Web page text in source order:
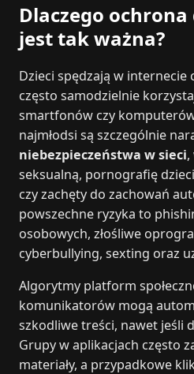
Dlaczego ochrona
jest tak ważna?
Dzieci spędzają w internecie
często samodzielnie
smartfonów czy
najmłodsi są szczególnie
niebezpieczeństwa w sieci
seksualną, pornografię
czy zachęty do zachowań
powszechne ryzyka to
osobowych, złośliwe
cyberbullying, sexting oraz
Algorytmy platform
komunikatorów mogą
szkodliwe treści, nawet jeśli
Grupy w aplikacjach często
materiały, a przypadkowe